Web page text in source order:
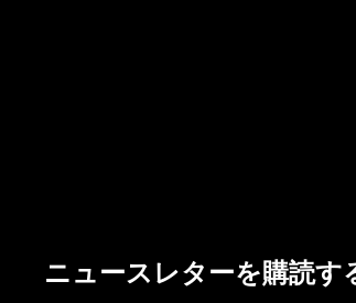
あるということを言っているわけ
ん。それだけではありません - 不
ニュースレターを購読す